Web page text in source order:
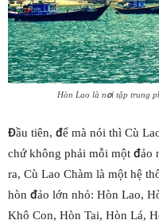
Hòn Lao là nơi tập trung
Đầu tiên, để mà nói thì Cù
chứ không phải mỗi một
ra, Cù Lao Chàm là một hệ
hòn đảo lớn nhỏ: Hòn Lao,
Khô Con, Hòn Tai, Hòn Lá,